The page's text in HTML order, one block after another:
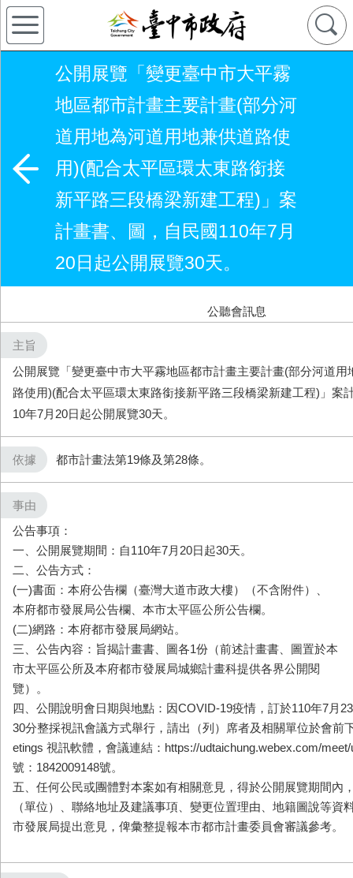
公開展覽「變更臺中市大平霧
地區都市計畫主要計畫(部分河
道用地為河道用地兼供道路使
用)(配合太平區環太東路銜接
新平路三段橋梁新建工程)」案
計畫書、圖，自民國110年7月
20日起公開展覽30天。
公聽會訊息
主旨
公開展覽「變更臺中市大平霧地區都市計畫主要計畫(部分河道用
路使用)(配合太平區環太東路銜接新平路三段橋梁新建工程)」案
10年7月20日起公開展覽30天。
依據 都市計畫法第19條及第28條。
事由
公告事項：
一、公開展覽期間：自110年7月20日起30天。
二、公告方式：
(一)書面：本府公告欄（臺灣大道市政大樓）（不含附件）、
本府都市發展局公告欄、本市太平區公所公告欄。
(二)網路：本府都市發展局網站。
三、公告內容：旨揭計畫書、圖各1份（前述計畫書、圖置於本
市太平區公所及本府都市發展局城鄉計畫科提供各界公開閱
覽）。
四、公開說明會日期與地點：因COVID-19疫情，訂於110年7月
30分整採視訊會議方式舉行，請出（列）席者及相關單位於會前
etings 視訊軟體，會議連結：https://udtaichung.webex.com/
號：1842009148號。
五、任何公民或團體對本案如有相關意見，得於公開展覽期間內
（單位）、聯絡地址及建議事項、變更位置理由、地籍圖說等資
市發展局提出意見，俾彙整提報本市都市計畫委員會審議參考。